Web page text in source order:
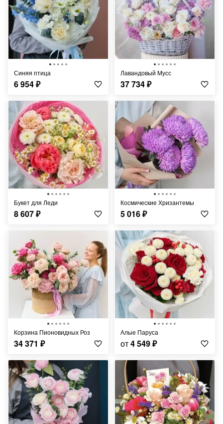
Синяя птица
6 954₽
Лавандовый Мусс
37 734₽
Букет для Леди
8 607₽
Космические Хризантемы
5 016₽
Корзина Пионовидных Роз
34 371 ₽
Алые Паруса
от4 549₽